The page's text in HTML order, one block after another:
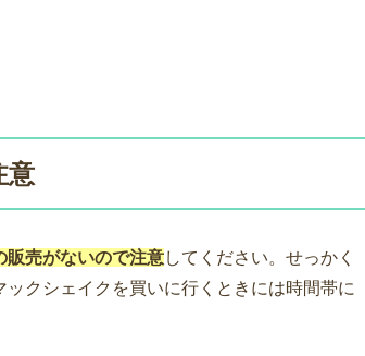
意
販売がないので注意してください。せっかく
クシェイクを買いに行くときには時間帯に